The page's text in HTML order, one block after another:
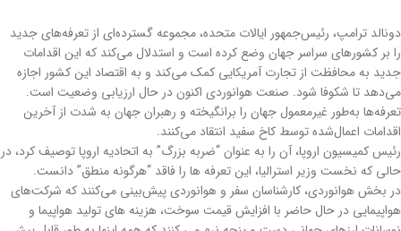
دونالد ترامپ، رئیس‌جمهور ایالات متحده، مجموعه گسترده‌ای از تعرفه‌های جدید
را بر کشورهای سراسر جهان وضع کرده است و استدلال می‌کند که این اقدامات
جدید به محافظت از تجارت آمریکایی کمک می‌کند و به اقتصاد این کشور اجازه
می‌دهد تا شکوفا شود. صنعت هوانوردی اکنون در حال ارزیابی وضعیت است.
تعرفه‌ها به‌طور غیرمعمول جهان را برانگیخته و رهبران جهان به شدت از آخرین
اقدامات اعمال‌شده توسط کاخ سفید انتقاد می‌کنند.
رئیس کمیسیون اروپا، آن را به عنوان “ضربه بزرگ” به اتحادیه اروپا توصیف کرد، در
حالی که نخست وزیر استرالیا، این تعرفه ها را فاقد “هرگونه منطق” دانست.
در بخش هوانوردی، کارشناسان سفر و هوانوردی پیش‌بینی می‌کنند که شرکت‌های
هواپیمایی در حال حاضر با افزایش قیمت سوخت، هزینه های تولید هواپیما و